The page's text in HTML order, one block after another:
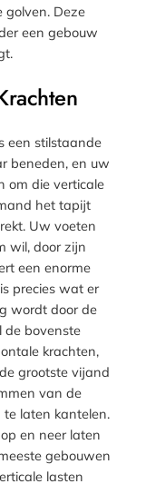
golven. Deze
een gebouw
een stilstaande
beneden, en uw
om die verticale
het tapijt
Uw voeten
wil, door zijn
een enorme
precies wat er
wordt door de
de bovenste
krachten,
grootste vijand
van de
laten kantelen.
en neer laten
gebouwen
lasten